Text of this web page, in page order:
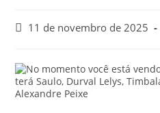
11 de novembro de 2025